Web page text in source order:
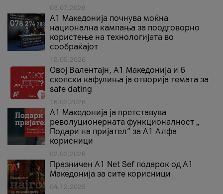
03.07.2026
A1 Македонија почнува моќна
национална кампања за поодговорно
користење на технологијата во
сообраќајот
18.05.2026
Овој Валентајн, A1 Македонија и 6
скопски кафулиња ја отворија темата за
safe dating
16.02.2026
А1 Македонија ја претставува
револуционерната функционалност „
Подари на пријател“ за А1 Алфа
корисници
02.02.2026
Празничен A1 Net Sеf подарок од А1
Македонија за сите корисници
04.12.2025